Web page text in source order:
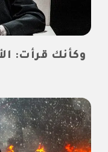
وكأنك قرأت: